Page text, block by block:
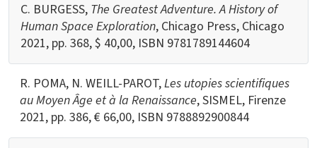
C. BURGESS, The Greatest Adventure. A History of
Human Space Exploration, Chicago Press, Chicago
2021, pp. 368, $ 40,00, ISBN 9781789144604
R. POMA, N. WEILL-PAROT,Les utopies scientifiques
au Moyen Âge et à la Renaissance, SISMEL, Firenze
2021, pp. 386, € 66,00, ISBN 9788892900844